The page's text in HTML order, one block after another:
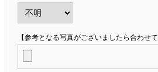
【参考となる写真がございましたら合わせ